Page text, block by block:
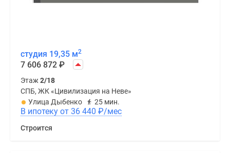
студия 19,35 м2
7 606 872 ₽
Этаж 2/18
СПБ, ЖК «Цивилизация на Неве»
Улица Дыбенко
25 мин.
В ипотеку от 36 440 ₽/мес
Строится